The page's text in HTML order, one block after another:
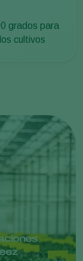
grados para
cultivos